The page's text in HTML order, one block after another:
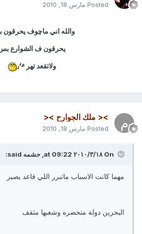
Posted مارس 18, 2010
والله اني ماچوف يحرقون
يحرقون ف الشوارع بس
ولاتقعد تهر
>< ملك الجوارح ><
Posted مارس 18, 2010
On ١٨‏/٣‏/٢٠١٠ at 09:22, حشمه said:
مهما كانت الاسباب ماتبرر اللي قاعد يصير
البحرين دولة متحضره وشعبها مثقف